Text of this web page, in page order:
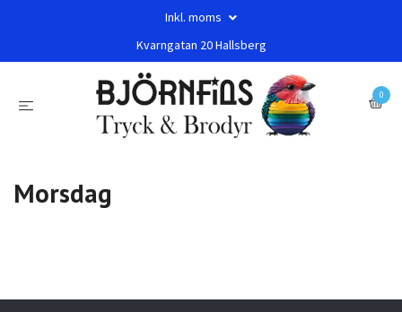
Inkl. moms
Kvarngatan 20 Hallsberg
0
Morsdag